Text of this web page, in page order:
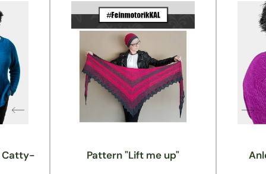
Catty- Pattern "Lift me up"